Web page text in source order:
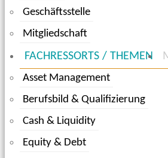
Geschäftsstelle
Mitgliedschaft
FACHRESSORTS / THEMEN
Asset Management
Berufsbild & Qualifizierung
Cash & Liquidity
Equity & Debt